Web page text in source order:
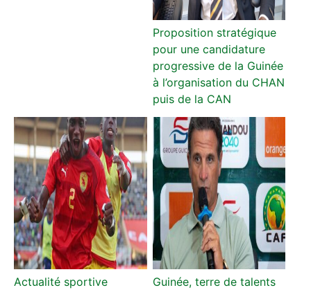
Proposition stratégique
pour une candidature
progressive de la Guinée
à l’organisation du CHAN
puis de la CAN
Actualité sportive
Guinée, terre de talents